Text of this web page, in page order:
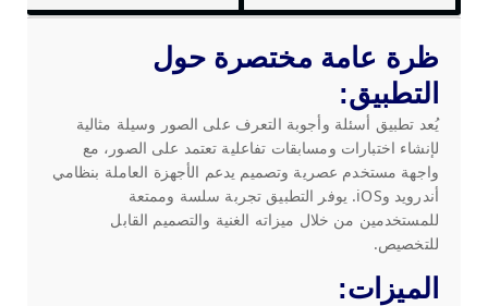
ظرة عامة مختصرة حول
التطبيق:
يُعد تطبيق أسئلة وأجوبة التعرف على الصور وسيلة مثالية
لإنشاء اختبارات ومسابقات تفاعلية تعتمد على الصور، مع
واجهة مستخدم عصرية وتصميم يدعم الأجهزة العاملة بنظامي
أندرويد وiOS. يوفر التطبيق تجربة سلسة وممتعة
للمستخدمين من خلال ميزاته الغنية والتصميم القابل
للتخصيص.
الميزات: